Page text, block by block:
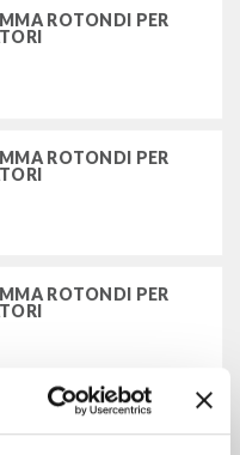
ROTONDI PER
ROTONDI PER
ROTONDI PER
Ø ESTERNO 120